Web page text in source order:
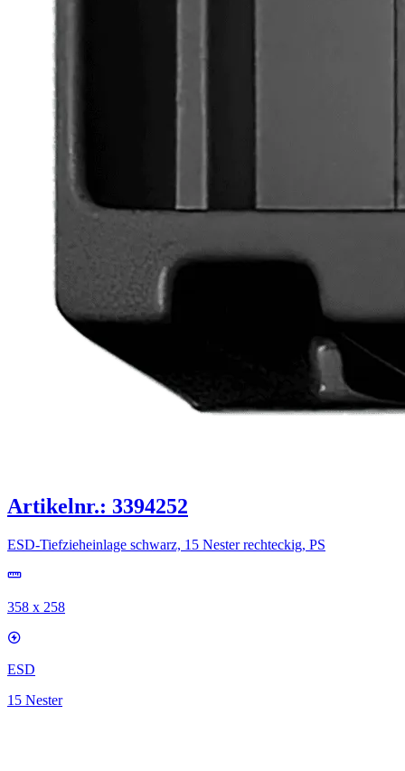
Artikelnr.: 3394252
ESD-Tiefzieheinlage schwarz, 15 Nester rechteckig, PS
358 x 258
ESD
15 Nester